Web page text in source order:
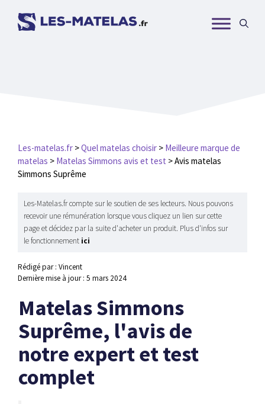
Les-matelas.fr >Quel matelas choisir > Meilleure marque de
matelas > Matelas Simmons avis et test >Avis matelas
Simmons Suprême
Les-Matelas.fr compte sur le soutien de ses lecteurs. Nous pouvons
recevoir une rémunération lorsque vous cliquez un lien sur cette
page et décidez par la suite d'acheter un produit. Plus d'infos sur
le fonctionnement ici
Rédigé par : Vincent
Dernière mise à jour : 5 mars 2024
Matelas Simmons
Suprême, l'avis de
notre expert et test
complet